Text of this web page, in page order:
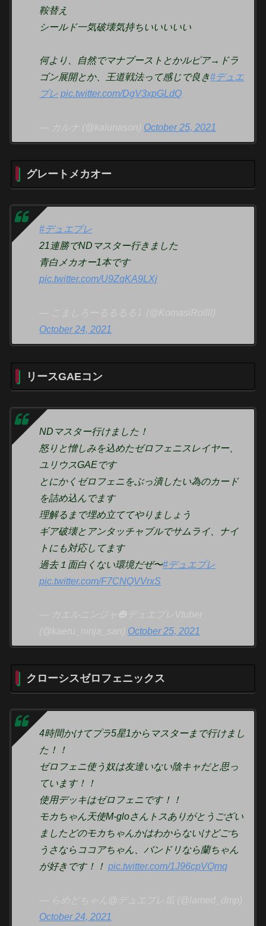
鞍替え
シールド一気破壊気持ちいいいいい
何より、自然でマナブーストとかルピア→ドラ
ゴン展開とか、王道戦法って感じで良き#デュエ
プレ pic.twitter.com/DgV3xpGLdQ
— カルナ (@kalunason) October 25, 2021
グレートメカオー
#デュエプレ
21連勝でNDマスター行きました
青白メカオー1本です
pic.twitter.com/U9ZqKA9LXj
— こましろーるるるる⤵︎ ︎ (@KomasiRollll)
October 24, 2021
リースGAEコン
NDマスター行けました！
怒りと憎しみを込めたゼロフェニスレイヤー、
ユリウスGAEです
とにかくゼロフェニをぶっ潰したい為のカード
を詰め込んでます
理解るまで埋め立ててやりましょう
ギア破壊とアンタッチャブルでサムライ、ナイ
トにも対応してます
過去１面白くない環境だぜ〜#デュエプレ
pic.twitter.com/F7CNQVVrxS
— カエルニンジャ🎃デュエプレVtuber
(@kaeru_ninja_san) October 25, 2021
クローシスゼロフェニックス
4時間かけてプラ5星1からマスターまで行けまし
た！！
ゼロフェニ使う奴は友達いない陰キャだと思っ
ています！！
使用デッキはゼロフェニです！！
モカちゃん天使M-gloさんトスありがとうござい
ましたどのモカちゃんかはわからないけどごち
うさならココアちゃん、バンドリなら蘭ちゃん
が好きです！！pic.twitter.com/1J96cpVQmq
— らめどちゃん@デュエプレ垢 (@lamed_dmp)
October 24, 2021